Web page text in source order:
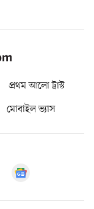
প্রথম আলো ট্রাস্ট
মোবাইল ভ্যাস